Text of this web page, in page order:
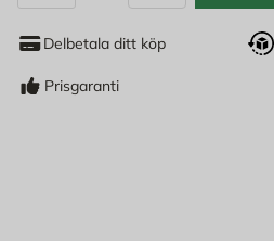
Delbetala ditt köp
Prisgaranti